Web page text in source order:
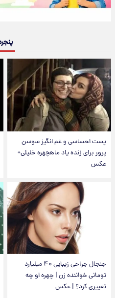
پنجره
پست احساسی و غم انگیز سوسن
پرور برای زنده یاد ماهچهره خلیلی+
عکس
جنجال جراحی زیبایی ۴۰ میلیارد
تومانی خواننده زن | چهره او چه
تغییری کرد؟ | عکس